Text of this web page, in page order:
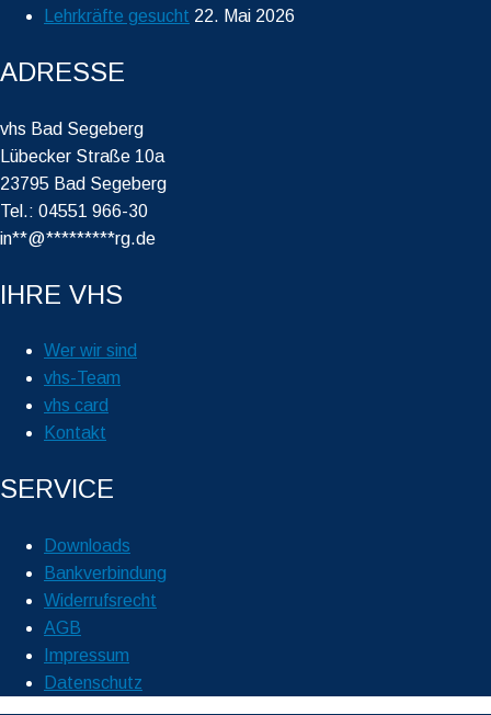
Lehrkräfte gesucht 22. Mai 2026
ADRESSE
vhs Bad Segeberg
Lübecker Straße 10a
23795 Bad Segeberg
Tel.: 04551 966-30
in**@*********rg.de
IHRE VHS
Wer wir sind
vhs-Team
vhs card
Kontakt
SERVICE
Downloads
Bankverbindung
Widerrufsrecht
AGB
Impressum
Datenschutz